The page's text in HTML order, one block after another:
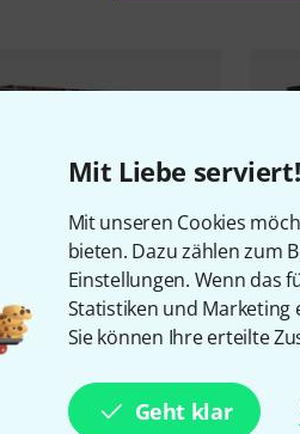
Mit Liebe serviert!
Mit unseren Cookies
bieten. Dazu zählen zum
Einstellungen. Wenn das
Statistiken und Marketing
Sie können Ihre erteilte
Geht klar
& SonsV-125
€